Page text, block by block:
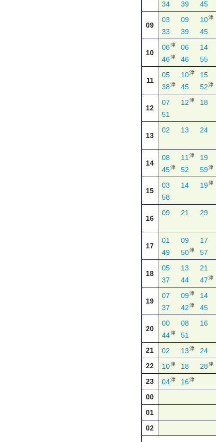
34
39 45
09
03 09 10津
33
39 45
10
06津 06 14
46津 46 55
11
05 10津 15
38津 45 52 津
12
07 12津 18
51
13
02 13 24
14
08 11 津 19
45津 52 59津
15
03 14 19津
58
16
09 21 29
17
01 09 17
49
50津 57
18
05 13 21
37 44 47 津
19
07 09津 14
37 42津 45
20
00 08 16
44津 51
21 02 13津 24
22
10津 18 28津
23 04津 16津
00
01
02